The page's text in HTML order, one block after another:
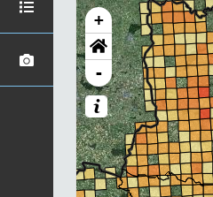
+
-